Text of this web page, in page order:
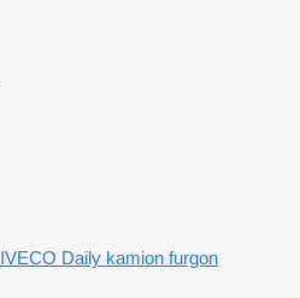
IVECO Daily kamion furgon